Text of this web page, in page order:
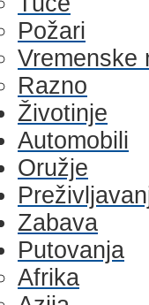
Požari
Vremenske
Razno
Životinje
Automobili
Oružje
Zabava
Putovanja
Afrika